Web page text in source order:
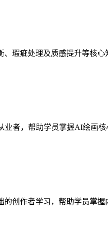
瑕疵处理及质感提升等核
者，帮助学员掌握AI绘画
创作者学习，帮助学员掌